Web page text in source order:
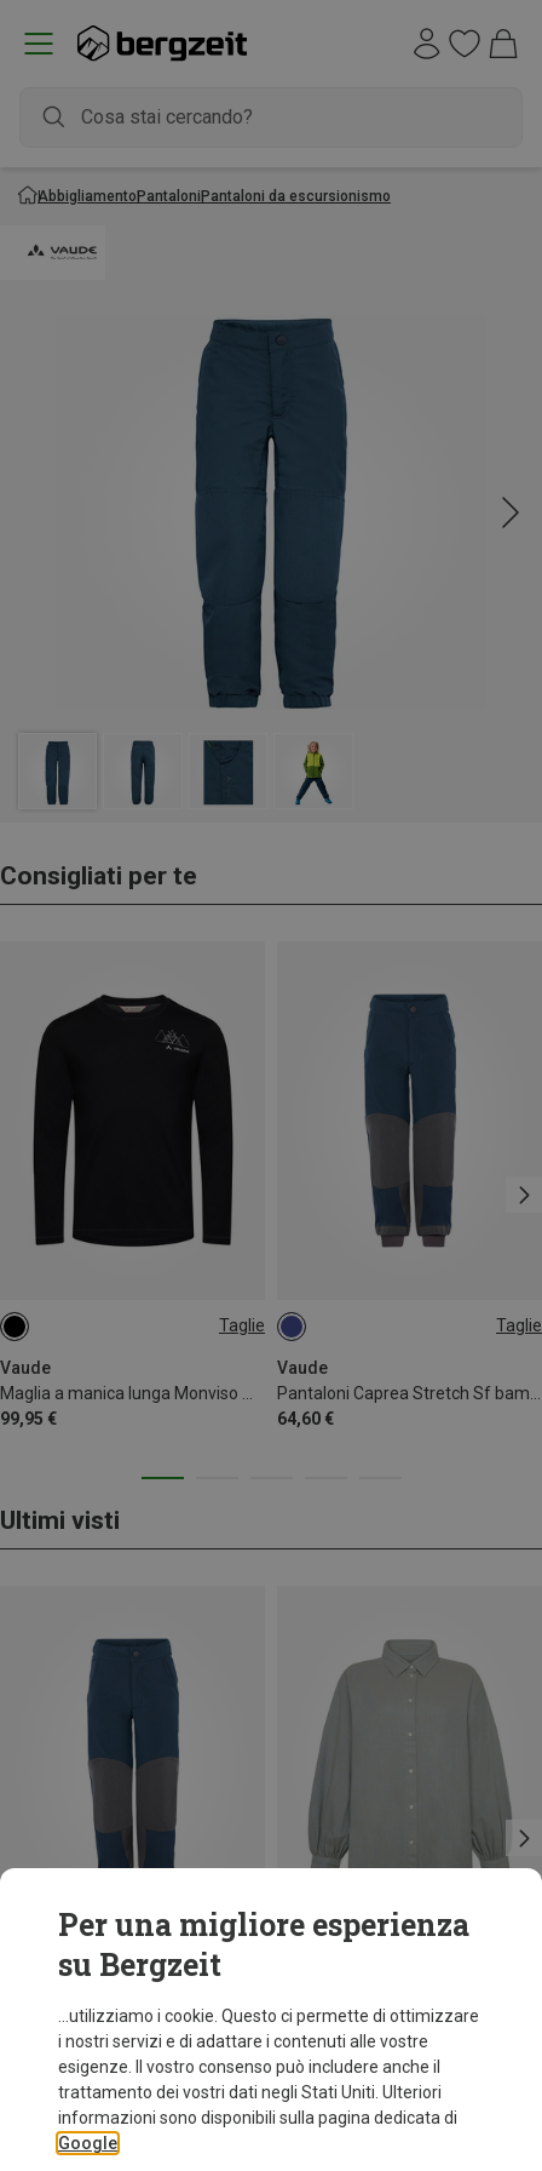
AbbigliamentoPantaloniPantaloni da escursionismo
Consigliati per te
Taglie
Vaude
99,95 €
L Taglie
Vaude
64,60 €
Ultimi visti
Taglie
Pantaloni Caprea Stretch Sf bambino
Per una migliore esperienza
su Bergzeit
...utilizziamo i cookie. Questo ci permette di ottimizzare
i nostri servizi e di adattare i contenuti alle vostre
esigenze. Il vostro consenso può includere anche il
trattamento dei vostri dati negli Stati Uniti. Ulteriori
informazioni sono disponibili sulla pagina dedicata di
Google